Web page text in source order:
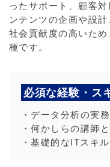
ったサポート、顧客
ンテンツの企画や設計
社会貢献度の高いた
種です。
必須な経験・ス
・データ分析の実
・何かしらの講師
・基礎的なITスキ